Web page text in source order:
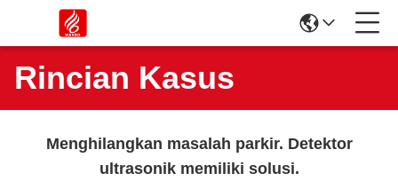
Rincian Kasus
Menghilangkan masalah parkir. Detektor
ultrasonik memiliki solusi.